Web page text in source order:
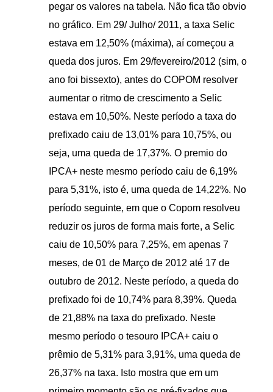
pegar os valores na tabela. Não fica tão obvio
no gráfico. Em 29/ Julho/ 2011, a taxa Selic
estava em 12,50% (máxima), aí começou a
queda dos juros. Em 29/fevereiro/2012 (sim, o
ano foi bissexto), antes do COPOM resolver
aumentar o ritmo de crescimento a Selic
estava em 10,50%. Neste período a taxa do
prefixado caiu de 13,01% para 10,75%, ou
seja, uma queda de 17,37%. O premio do
IPCA+ neste mesmo período caiu de 6,19%
para 5,31%, isto é, uma queda de 14,22%. No
período seguinte, em que o Copom resolveu
reduzir os juros de forma mais forte, a Selic
caiu de 10,50% para 7,25%, em apenas 7
meses, de 01 de Março de 2012 até 17 de
outubro de 2012. Neste período, a queda do
prefixado foi de 10,74% para 8,39%. Queda
de 21,88% na taxa do prefixado. Neste
mesmo período o tesouro IPCA+ caiu o
prêmio de 5,31% para 3,91%, uma queda de
26,37% na taxa. Isto mostra que em um